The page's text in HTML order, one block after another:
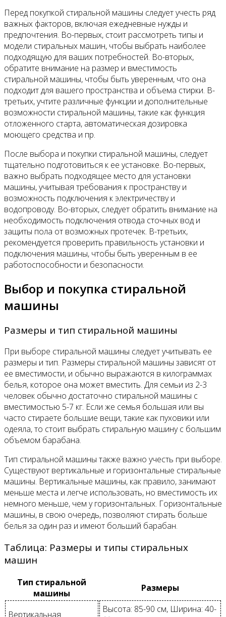
Видео
Перед покупкой стиральной машины следует учесть ряд
важных факторов, включая ежедневные нужды и
предпочтения. Во-первых, стоит рассмотреть типы и
модели стиральных машин, чтобы выбрать наиболее
подходящую для ваших потребностей. Во-вторых,
обратите внимание на размер и вместимость
стиральной машины, чтобы быть уверенным, что она
подходит для вашего пространства и объема стирки. В-
третьих, учтите различные функции и дополнительные
возможности стиральной машины, такие как функция
отложенного старта, автоматическая дозировка
моющего средства и пр.
После выбора и покупки стиральной машины, следует
тщательно подготовиться к ее установке. Во-первых,
важно выбрать подходящее место для установки
машины, учитывая требования к пространству и
возможность подключения к электричеству и
водопроводу. Во-вторых, следует обратить внимание на
необходимость подключения отвода сточных вод и
защиты пола от возможных протечек. В-третьих,
рекомендуется проверить правильность установки и
подключения машины, чтобы быть уверенным в ее
работоспособности и безопасности.
Выбор и покупка стиральной
машины
Размеры и тип стиральной машины
При выборе стиральной машины следует учитывать ее
размеры и тип. Размеры стиральной машины зависят от
ее вместимости, и обычно выражаются в килограммах
белья, которое она может вместить. Для семьи из 2-3
человек обычно достаточно стиральной машины с
вместимостью 5-7 кг. Если же семья большая или вы
часто стираете большие вещи, такие как пуховики или
одеяла, то стоит выбрать стиральную машину с большим
объемом барабана.
Тип стиральной машины также важно учесть при выборе.
Существуют вертикальные и горизонтальные стиральные
машины. Вертикальные машины, как правило, занимают
меньше места и легче использовать, но вместимость их
немного меньше, чем у горизонтальных. Горизонтальные
машины, в свою очередь, позволяют стирать больше
белья за один раз и имеют больший барабан.
Таблица: Размеры и типы стиральных
машин
Тип стиральной
машины
Размеры
Вертикальная
Высота: 85-90 см, Ширина: 40-